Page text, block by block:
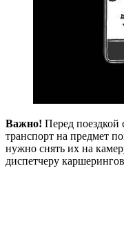
Важно! Перед поездкой
транспорт на предмет
нужно снять их на
диспетчеру